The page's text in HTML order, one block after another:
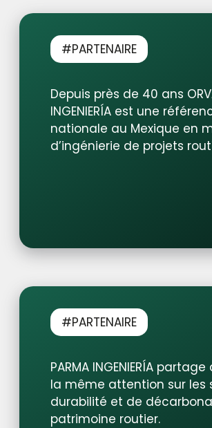
#PARTENAIRE
Depuis près de 40 ans
INGENIERÍA est une
nationale au Mexique en
d’ingénierie de projets
#PARTENAIRE
PARMA INGENIERÍA
la même attention sur les
durabilité et de
patrimoine routier.